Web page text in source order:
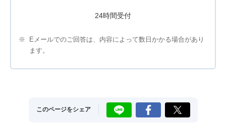
24時間受付
※
Eメールでのご回答は、内容によって数日かかる場合があり
ます。
このページをシェア LINE Facebook X